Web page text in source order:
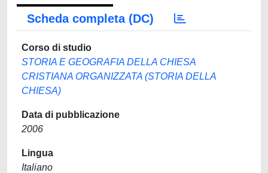
Scheda completa (DC)
Corso di studio
STORIA E GEOGRAFIA DELLA CHIESA
CRISTIANA ORGANIZZATA (STORIA DELLA
CHIESA)
Data di pubblicazione
2006
Lingua
Italiano